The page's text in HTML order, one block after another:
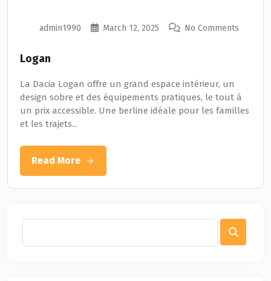
admin1990 March 12, 2025 No Comments
Logan
La Dacia Logan offre un grand espace intérieur, un
design sobre et des équipements pratiques, le tout à
un prix accessible. Une berline idéale pour les familles
et les trajets...
Read More